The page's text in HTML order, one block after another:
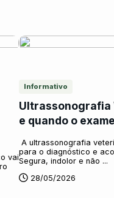
vai
Informativo
Ultrassonografia
e quando o
A ultrassonografia
para o diagnóstico e
Segura, indolor e não ...
28/05/2026